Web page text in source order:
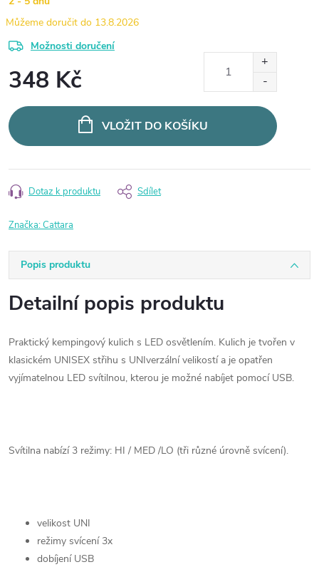
13.8.2026
Možnosti doručení
348 Kč
cena:
VLOŽIT DO KOŠÍKU
Dotaz k produktu Sdílet
Značka:Cattara
Popis produktu
Detailní popis produktu
Praktický kempingový kulich s LED osvětlením. Kulich je tvořen v
klasickém UNISEX střihu s UNIverzální velikostí a je opatřen
vyjímatelnou LED svítilnou, kterou je možné nabíjet pomocí USB.
Svítilna nabízí 3 režimy: HI / MED /LO (tři různé úrovně svícení).
velikost UNI
režimy svícení 3x
dobíjení USB